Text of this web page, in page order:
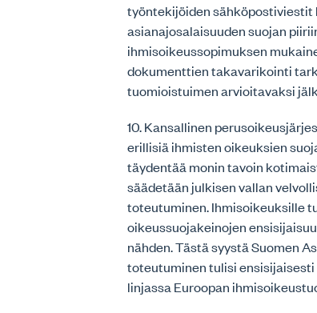
työntekijöiden sähköpostiviestit
asianajosalaisuuden suojan
ihmisoikeussopimuksen
dokumenttien takavarikointi
tuomioistuimen arvioitavaksi
10. Kansallinen
erillisiä ihmisten oikeuksien
täydentää monin tavoin
säädetään julkisen vallan
toteutuminen. Ihmisoikeuksille
oikeussuojakeinojen
nähden. Tästä syystä Suomen
toteutuminen tulisi
linjassa Euroopan